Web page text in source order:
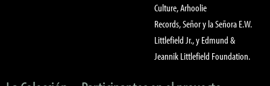
Culture, Arhoolie
Records, Señor y la Señora E.W.
Littlefield Jr., y Edmund &
Jeannik Littlefield Foundation.